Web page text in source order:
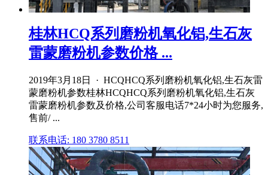
桂林HCQ系列磨粉机氧化铝,生石灰
雷蒙磨粉机参数价格 ...
2019年3月18日 · HCQHCQ系列磨粉机氧化铝,生石灰雷
蒙磨粉机参数桂林HCQHCQ系列磨粉机氧化铝,生石灰
雷蒙磨粉机参数及价格,公司客服电话7*24小时为您服务,
售前/ ...
联系电话: 180 3780 8511